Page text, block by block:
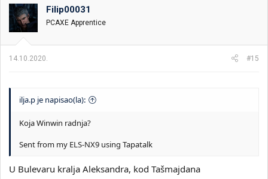
Filip00031
PCAXE Apprentice
14.10.2020. #15
ilja.p je napisao(la):
Koja Winwin radnja?
Sent from my ELS-NX9 using Tapatalk
U Bulevaru kralja Aleksandra, kod Tašmajdana